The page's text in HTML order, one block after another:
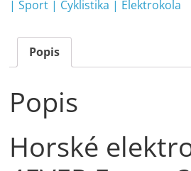
| Sport | Cyklistika | Elektrokola
Popis
Popis
Horské